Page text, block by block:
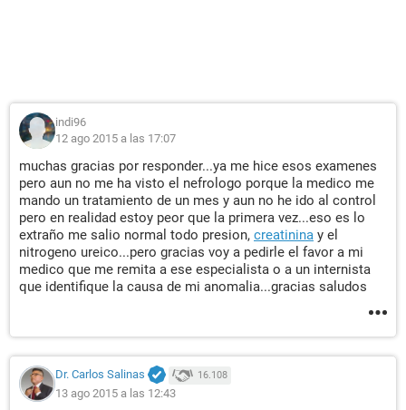
indi96
12 ago 2015 a las 17:07
muchas gracias por responder...ya me hice esos examenes
pero aun no me ha visto el nefrologo porque la medico me
mando un tratamiento de un mes y aun no he ido al control
pero en realidad estoy peor que la primera vez...eso es lo
extraño me salio normal todo presion, creatinina y el
nitrogeno ureico...pero gracias voy a pedirle el favor a mi
medico que me remita a ese especialista o a un internista
que identifique la causa de mi anomalia...gracias saludos
Dr. Carlos Salinas 16.108
13 ago 2015 a las 12:43